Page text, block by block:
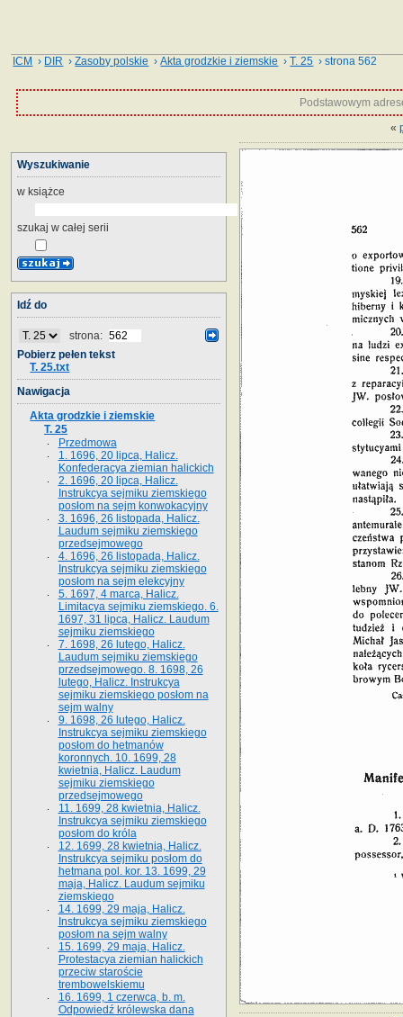
ICM › DIR ›Zasoby polskie ›Akta grodzkie i ziemskie ›T. 25 › strona 562
Podstawowym
«
Wyszukiwanie
w książce
szukaj w całej serii
Idź do
strona:
Pobierz pełen tekst
T. 25.txt
Nawigacja
Akta grodzkie i ziemskie
T. 25
Przedmowa
1. 1696, 20 lipca, Halicz.
Konfederacya ziemian halickich
2. 1696, 20 lipca, Halicz.
Instrukcya sejmiku ziemskiego
posłom na sejm konwokacyjny
3. 1696, 26 listopada, Halicz.
Laudum sejmiku ziemskiego
przedsejmowego
4. 1696, 26 listopada, Halicz.
Instrukcya sejmiku ziemskiego
posłom na sejm elekcyjny
5. 1697, 4 marca, Halicz.
Limitacya sejmiku ziemskiego. 6.
1697, 31 lipca, Halicz. Laudum
sejmiku ziemskiego
7. 1698, 26 lutego, Halicz.
Laudum sejmiku ziemskiego
przedsejmowego. 8. 1698, 26
lutego, Halicz. Instrukcya
sejmiku ziemskiego posłom na
sejm walny
9. 1698, 26 lutego, Halicz.
Instrukcya sejmiku ziemskiego
posłom do hetmanów
koronnych. 10. 1699, 28
kwietnia, Halicz. Laudum
sejmiku ziemskiego
przedsejmowego
11. 1699, 28 kwietnia, Halicz.
Instrukcya sejmiku ziemskiego
posłom do króla
12. 1699, 28 kwietnia, Halicz.
Instrukcya sejmiku posłom do
hetmana pol. kor. 13. 1699, 29
maja, Halicz. Laudum sejmiku
ziemskiego
14. 1699, 29 maja, Halicz.
Instrukcya sejmiku ziemskiego
posłom na sejm walny
15. 1699, 29 maja, Halicz.
Protestacya ziemian halickich
przeciw staroście
trembowelskiemu
16. 1699, 1 czerwca, b. m.
Odpowiedź królewska dana